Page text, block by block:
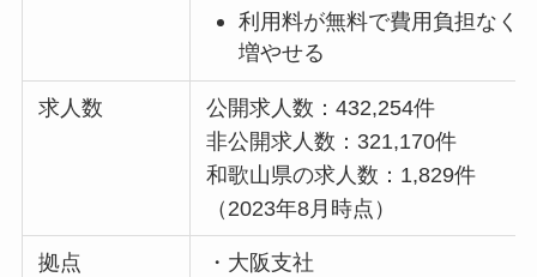
利用料が無料で費用負担なく
増やせる
求人数
公開求人数：432,254件
非公開求人数：321,170件
和歌山県の求人数：1,829件
（2023年8月時点）
拠点
・大阪支社